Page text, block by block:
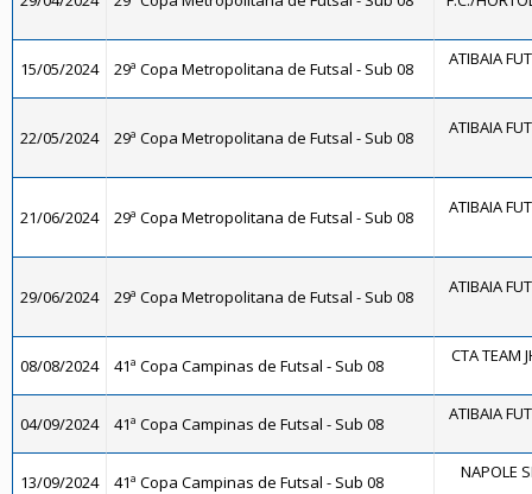
15/05/2024 29ª Copa Metropolitana de Futsal - Sub 08 ATIBAIA
22/05/2024 29ª Copa Metropolitana de Futsal - Sub 08 ATIBAIA
21/06/2024 29ª Copa Metropolitana de Futsal - Sub 08 ATIBAIA
29/06/2024 29ª Copa Metropolitana de Futsal - Sub 08 ATIBAIA
08/08/2024 41ª Copa Campinas de Futsal - Sub 08 CTA TEAM
04/09/2024 41ª Copa Campinas de Futsal - Sub 08 ATIBAIA
13/09/2024 41ª Copa Campinas de Futsal - Sub 08 NAPOLE